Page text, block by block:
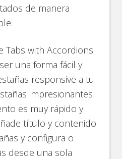
de manera
Tabs with Accordions
una forma fácil y
responsive a tu
impresionantes
es muy rápido y
título y contenido
y configura o
desde una sola